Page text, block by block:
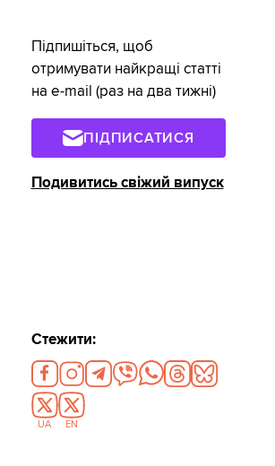
Підпишіться, щоб
отримувати найкращі статті
на e-mail (раз на два тижні)
ПІДПИСАТИСЯ
Подивитись свіжий випуск
Стежити:
UA EN